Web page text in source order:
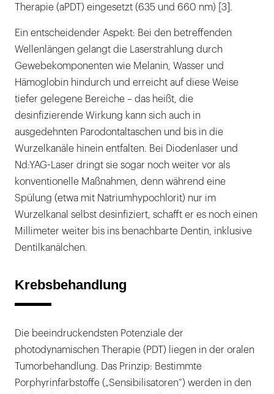
Therapie (aPDT) eingesetzt (635 und 660 nm) [3].
Ein entscheidender Aspekt: Bei den betreffenden
Wellenlängen gelangt die Laserstrahlung durch
Gewebekomponenten wie Melanin, Wasser und
Hämoglobin hindurch und erreicht auf diese Weise
tiefer gelegene Bereiche – das heißt, die
desinfizierende Wirkung kann sich auch in
ausgedehnten Parodontaltaschen und bis in die
Wurzelkanäle hinein entfalten. Bei Diodenlaser und
Nd:YAG-Laser dringt sie sogar noch weiter vor als
konventionelle Maßnahmen, denn während eine
Spülung (etwa mit Natriumhypochlorit) nur im
Wurzelkanal selbst desinfiziert, schafft er es noch einen
Millimeter weiter bis ins benachbarte Dentin, inklusive
Dentilkanälchen.
Krebsbehandlung
Die beeindruckendsten Potenziale der
photodynamischen Therapie (PDT) liegen in der oralen
Tumorbehandlung. Das Prinzip: Bestimmte
Porphyrinfarbstoffe („Sensibilisatoren“) werden in den